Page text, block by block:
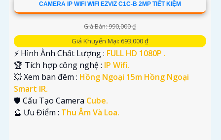
CAMERA IP WIFI WIFI EZVIZ C1C-B 2MP TIẾT KIỆM
Giá Bán: 990,000 ₫
Giá Khuyến Mại: 693,000 ₫
️⚡ Hình Ành Chất Lượng : FULL HD 1080P .
🏆 Tích hợp công nghệ : IP Wifi.
💥 Xem ban đêm : Hồng Ngoại 15m Hồng Ngoại
Smart IR.
🛡 Cấu Tạo Camera Cube.
️🔮 Ưu Điểm : Thu Âm Và Loa.